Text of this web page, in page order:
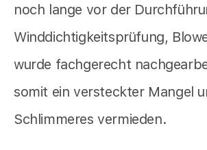
noch lange vor der
Winddichtigkeitsprüfung,
wurde fachgerecht
somit ein versteckter Mangel
Schlimmeres vermieden.